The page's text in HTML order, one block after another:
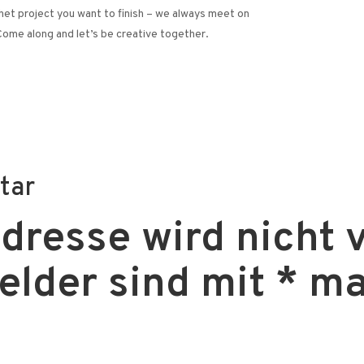
project you want to finish – we always meet on
along and let’s be creative together.
wird nicht
sind mit *